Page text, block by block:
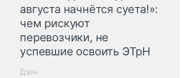
августа начнётся суета!»:
чем рискуют
перевозчики, не
успевшие освоить ЭТрН
Дзен